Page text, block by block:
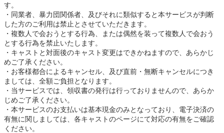
す。
同業者、暴力団関係者、及びそれに類似すると本サービスが判断
した方のご利用は禁止とさせていただきます。
複数人で会おうとする行為、または偶然を装って複数人で会おう
とする行為を禁止いたします。
キャストと対面後のキャスト変更はできかねますので、あらかじ
めご了承ください。
お客様都合によるキャンセル、及び直前・無断キャンセルにつき
ましては、全額ご負担となります。
当サービスでは、領収書の発行は行っておりませんので、あらか
じめご了承ください。
本サービスのお支払いは基本現金のみとなっており、電子決済の
有無に関しましては、各キャストのページにて対応の有無をご確認
ください。